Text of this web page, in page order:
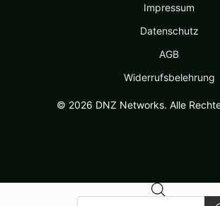
Impressum
Datenschutz
AGB
Widerrufsbelehrung
© 2026 DNZ Networks. Alle
Products